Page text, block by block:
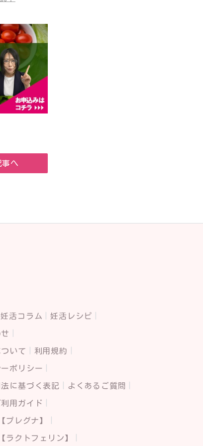
事へ
妊活コラム 妊活レシピ
いて 利用規約
ポリシー
に基づく表記 よくあるご質問
用ガイド
プレグナ】
ラクトフェリン】